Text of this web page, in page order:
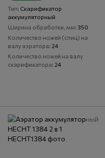
Тип Скарификатор
аккумуляторный
Ширина обработки, мм 350
Количество ножей (спиц) на
валу аэратора 24
Количество ножей на валу
скарификатора 24